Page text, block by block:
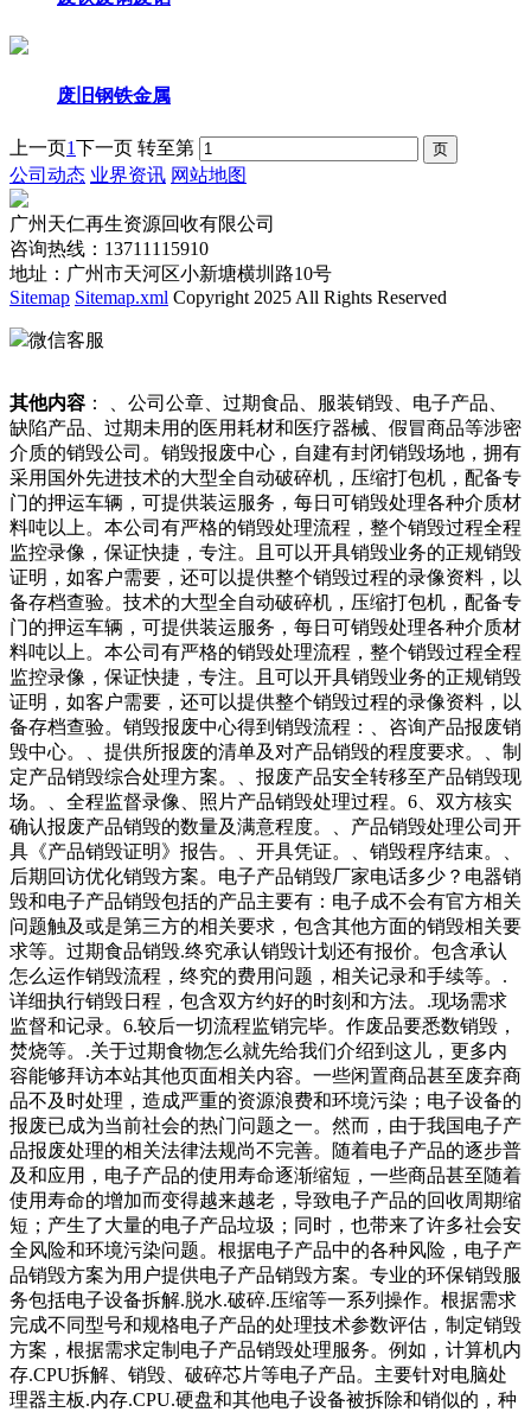
废旧钢铁金属
上一页1下一页 转至第
公司动态 业界资讯 网站地图
广州天仁再生资源回收有限公司
咨询热线：13711115910
地址：广州市天河区小新塘横圳路10号
Sitemap Sitemap.xml Copyright 2025 All Rights Reserved
微信客服
其他内容 ： 、公司公章、过期食品、服装销毁、电子产品、
缺陷产品、过期未用的医用耗材和医疗器械、假冒商品等涉密
介质的销毁公司。销毁报废中心，自建有封闭销毁场地，拥有
采用国外先进技术的大型全自动破碎机，压缩打包机，配备专
门的押运车辆，可提供装运服务，每日可销毁处理各种介质材
料吨以上。本公司有严格的销毁处理流程，整个销毁过程全程
监控录像，保证快捷，专注。且可以开具销毁业务的正规销毁
证明，如客户需要，还可以提供整个销毁过程的录像资料，以
备存档查验。技术的大型全自动破碎机，压缩打包机，配备专
门的押运车辆，可提供装运服务，每日可销毁处理各种介质材
料吨以上。本公司有严格的销毁处理流程，整个销毁过程全程
监控录像，保证快捷，专注。且可以开具销毁业务的正规销毁
证明，如客户需要，还可以提供整个销毁过程的录像资料，以
备存档查验。销毁报废中心得到销毁流程：、咨询产品报废销
毁中心。、提供所报废的清单及对产品销毁的程度要求。、制
定产品销毁综合处理方案。、报废产品安全转移至产品销毁现
场。、全程监督录像、照片产品销毁处理过程。6、双方核实
确认报废产品销毁的数量及满意程度。、产品销毁处理公司开
具《产品销毁证明》报告。、开具凭证。、销毁程序结束。、
后期回访优化销毁方案。电子产品销毁厂家电话多少？电器销
毁和电子产品销毁包括的产品主要有：电子成不会有官方相关
问题触及或是第三方的相关要求，包含其他方面的销毁相关要
求等。过期食品销毁.终究承认销毁计划还有报价。包含承认
怎么运作销毁流程，终究的费用问题，相关记录和手续等。.
详细执行销毁日程，包含双方约好的时刻和方法。.现场需求
监督和记录。6.较后一切流程监销完毕。作废品要悉数销毁，
焚烧等。.关于过期食物怎么就先给我们介绍到这儿，更多内
容能够拜访本站其他页面相关内容。一些闲置商品甚至废弃商
品不及时处理，造成严重的资源浪费和环境污染；电子设备的
报废已成为当前社会的热门问题之一。然而，由于我国电子产
品报废处理的相关法律法规尚不完善。随着电子产品的逐步普
及和应用，电子产品的使用寿命逐渐缩短，一些商品甚至随着
使用寿命的增加而变得越来越老，导致电子产品的回收周期缩
短；产生了大量的电子产品垃圾；同时，也带来了许多社会安
全风险和环境污染问题。根据电子产品中的各种风险，电子产
品销毁方案为用户提供电子产品销毁方案。专业的环保销毁服
务包括电子设备拆解.脱水.破碎.压缩等一系列操作。根据需求
完成不同型号和规格电子产品的处理技术参数评估，制定销毁
方案，根据需求定制电子产品销毁处理服务。例如，计算机内
存.CPU拆解、销毁、破碎芯片等电子产品。主要针对电脑处
理器主板.内存.CPU.硬盘和其他电子设备被拆除和销似的，种